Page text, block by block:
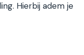
Hierbij adem je